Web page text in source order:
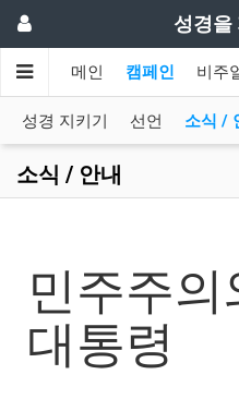
성경을
메인 캠페인 비주
성경 지키기 선언 소식 /
소식 / 안내
민주주의
대통령